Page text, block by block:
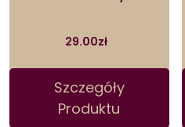
29.00zł
Szczegóły
Produktu